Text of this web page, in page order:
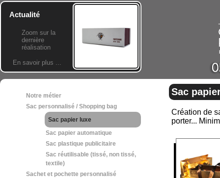
Actualité
Zoom sur la
dernière
réalisation
En savoir plus ...
Notre métier
Sac personnalisé / Shopping bag
Sac papier luxe
Sac papier automatique
Sac plastique publicitaire
Sac réutilisable (tissé, non tissé,
textile)
Sachet et pochette personnalisé
Sac
Création de
porter...